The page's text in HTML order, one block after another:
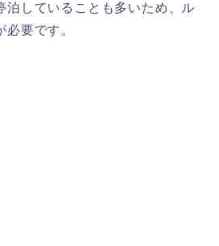
泊していることも多いため、ル
要です。